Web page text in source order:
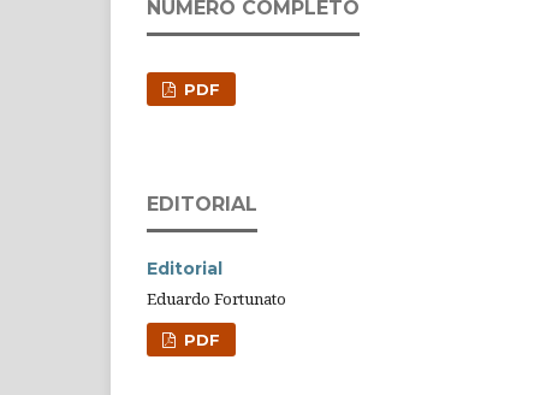
NÚMERO COMPLETO
PDF
EDITORIAL
Editorial
Eduardo Fortunato
PDF